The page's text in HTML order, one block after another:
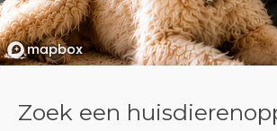
Zoek een